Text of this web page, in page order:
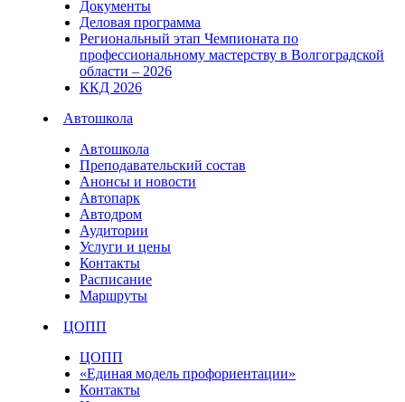
Документы
Деловая программа
Региональный этап Чемпионата по
профессиональному мастерству в Волгоградской
области – 2026
ККД 2026
Автошкола
Автошкола
Преподавательский состав
Анонсы и новости
Автопарк
Автодром
Аудитории
Услуги и цены
Контакты
Расписание
Маршруты
ЦОПП
ЦОПП
«Единая модель профориентации»
Контакты